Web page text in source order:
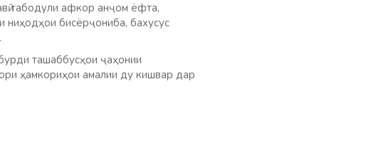
табодули афкор анҷом ёфта,
бисёрҷониба, бахусус
ташаббусҳои ҷаҳонии
ҳамкориҳои амалии ду кишвар дар